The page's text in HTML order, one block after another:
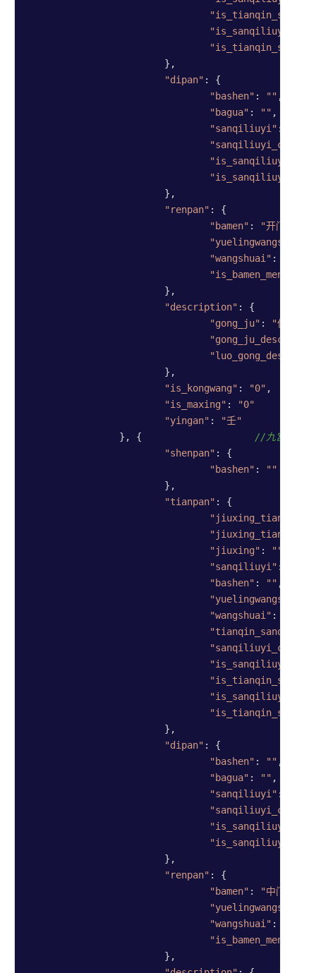
"dipan" : {
"bashen" : "" ,
"bagua" : "" ,
"sanqiliuyi" :
"renpan" : {
"bamen" : "开门"
"yuelingwangshuai"
"wangshuai" :
"is_bamen_menpo"
"description" : {
"gong_ju" : "伏吟局"
"gong_ju_desc"
"luo_gong_desc"
"is_kongwang" : "0" ,
"is_maxing" : "0"
"yingan" : "壬"
		}, {
//九宫宫盘8
"shenpan" : {
"bashen" :
""
"tianpan" : {
"jiuxing_tianqin"
"jiuxing" : ""
"sanqiliuyi" :
"bashen" : "" ,
"yuelingwangshuai"
"wangshuai" :
"dipan" : {
"bashen" : "" ,
"bagua" : "" ,
"sanqiliuyi" :
"renpan" : {
"bamen" : "中门"
"yuelingwangshuai"
"wangshuai" :
"is_bamen_menpo"